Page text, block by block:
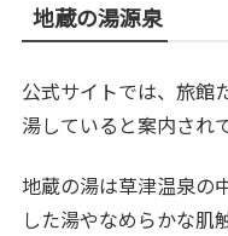
地蔵の湯源泉
公式サイトでは、旅館
湯していると案内され
地蔵の湯は草津温泉の
した湯やなめらかな肌